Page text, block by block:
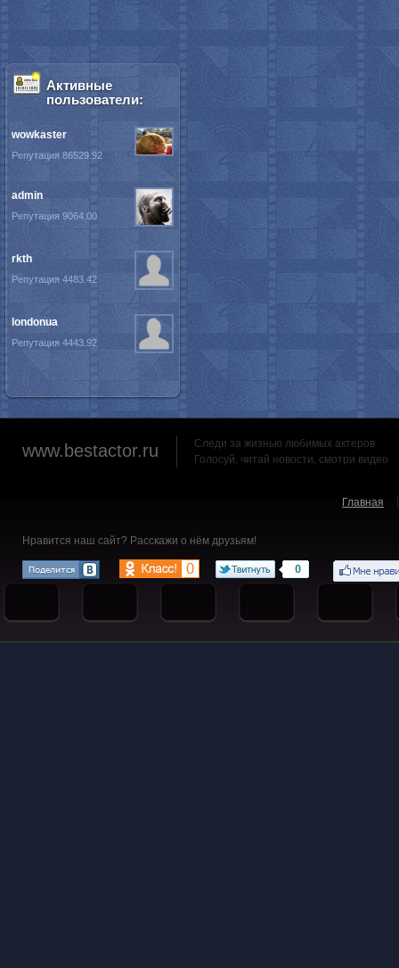
Активные
пользователи:
wowkaster
Репутация 86529.92
admin
Репутация 9064.00
rkth
Репутация 4483.42
londonua
Репутация 4443.92
www.bestactor.ru
Следи за жизнью любимых актеров
Голосуй, читай новости, смотри видео
Главная
Нравится наш сайт? Расскажи о нём друзьям!